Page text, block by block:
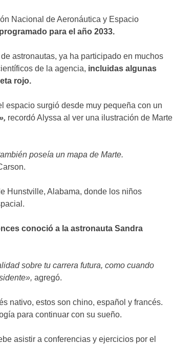
Nacional de Aeronáutica y Espacio
para el año 2033.
astronautas, ya ha participado en muchos
de la agencia, incluidas algunas
rojo.
espacio surgió desde muy pequeña con un
recordó Alyssa al ver una ilustración de Marte
poseía un mapa de Marte.
Hunstville, Alabama, donde los niños
conoció a la astronauta Sandra
sobre tu carrera futura, como cuando
agregó.
nativo, estos son chino, español y francés.
para continuar con su sueño.
asistir a conferencias y ejercicios por el